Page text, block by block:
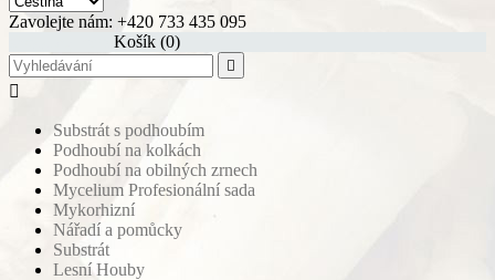
Zavolejte nám: +420 733 435 095
Košík (0)


Substrát s podhoubím
Podhoubí na kolkách
Podhoubí na obilných zrnech
Mycelium Profesionální sada
Mykorhizní
Nářadí a pomůcky
Substrát
Lesní Houby